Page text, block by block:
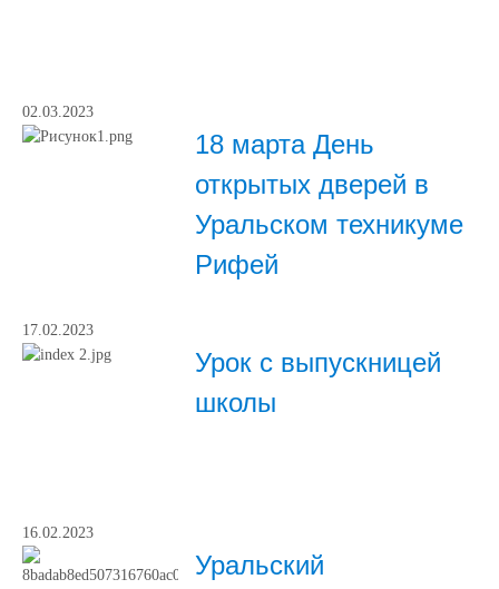
02.03.2023
18 марта День
открытых дверей в
Уральском техникуме
Рифей
17.02.2023
Урок с выпускницей
школы
16.02.2023
Уральский